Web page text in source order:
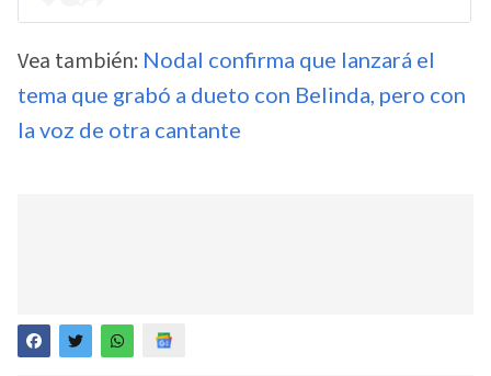
Vea también: Nodal confirma que lanzará el
tema que grabó a dueto con Belinda, pero con
la voz de otra cantante